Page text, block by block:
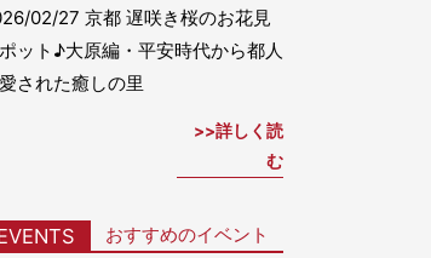
02/27 京都 遅咲き桜のお花見
ット♪大原編・平安時代から都人
された癒しの里
詳しく読
む
おすすめのイベント